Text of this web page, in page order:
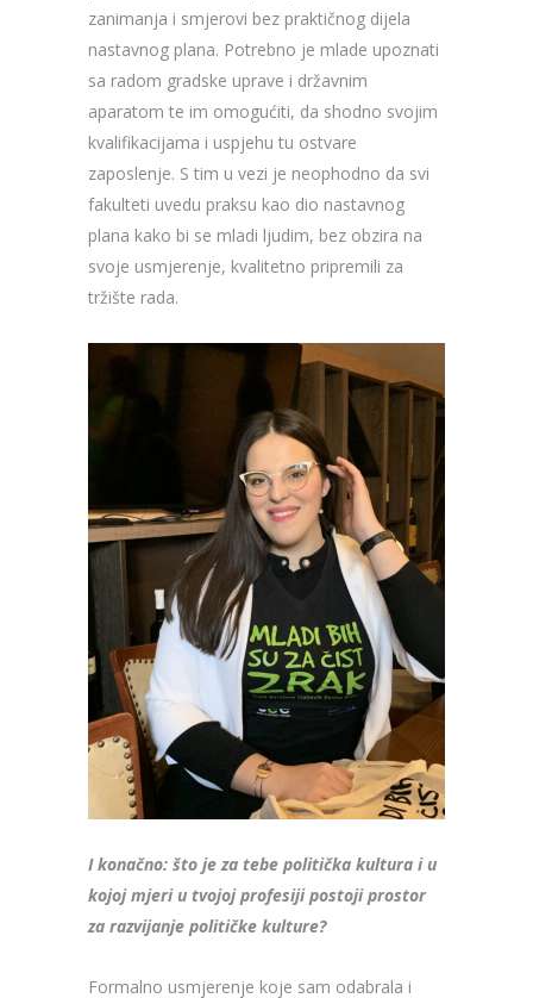
zanimanja i smjerovi bez praktičnog dijela
nastavnog plana. Potrebno je mlade upoznati
sa radom gradske uprave i državnim
aparatom te im omogućiti, da shodno svojim
kvalifikacijama i uspjehu tu ostvare
zaposlenje. S tim u vezi je neophodno da svi
fakulteti uvedu praksu kao dio nastavnog
plana kako bi se mladi ljudim, bez obzira na
svoje usmjerenje, kvalitetno pripremili za
tržište rada.
I konačno: što je za tebe politička kultura i u
kojoj mjeri u tvojoj profesiji postoji prostor
za razvijanje političke kulture?
Formalno usmjerenje koje sam odabrala i